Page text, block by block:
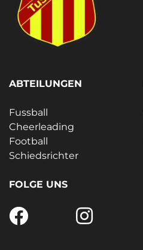
ABTEILUNGEN
Fussball
Cheerleading
Football
Schiedsrichter
FOLGE UNS